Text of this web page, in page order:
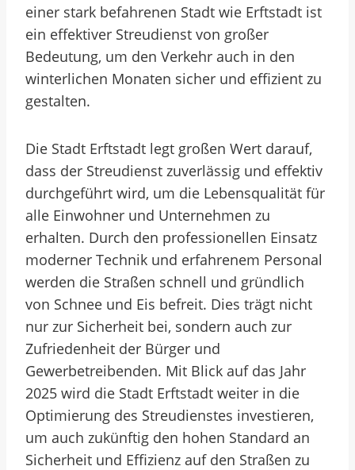
einer stark befahrenen Stadt wie Erftstadt ist
ein effektiver Streudienst von großer
Bedeutung, um den Verkehr auch in den
winterlichen Monaten sicher und effizient zu
gestalten.
Die Stadt Erftstadt legt großen Wert darauf,
dass der Streudienst zuverlässig und effektiv
durchgeführt wird, um die Lebensqualität für
alle Einwohner und Unternehmen zu
erhalten. Durch den professionellen Einsatz
moderner Technik und erfahrenem Personal
werden die Straßen schnell und gründlich
von Schnee und Eis befreit. Dies trägt nicht
nur zur Sicherheit bei, sondern auch zur
Zufriedenheit der Bürger und
Gewerbetreibenden. Mit Blick auf das Jahr
2025 wird die Stadt Erftstadt weiter in die
Optimierung des Streudienstes investieren,
um auch zukünftig den hohen Standard an
Sicherheit und Effizienz auf den Straßen zu